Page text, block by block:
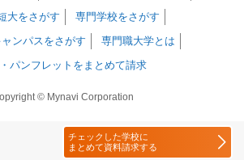
大をさがす
専門学校をさがす
ンパスをさがす
専門職大学とは
パンフレットをまとめて請求
© Mynavi Corporation
チェックした学校に
まとめて資料請求する